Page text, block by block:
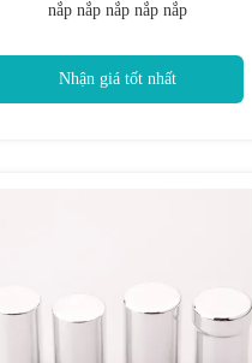
nắp nắp nắp nắp nắp
Nhận giá tốt nhất